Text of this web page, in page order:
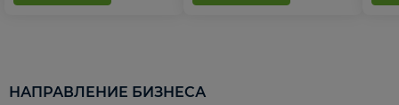
НАПРАВЛЕНИЕ БИЗНЕСА